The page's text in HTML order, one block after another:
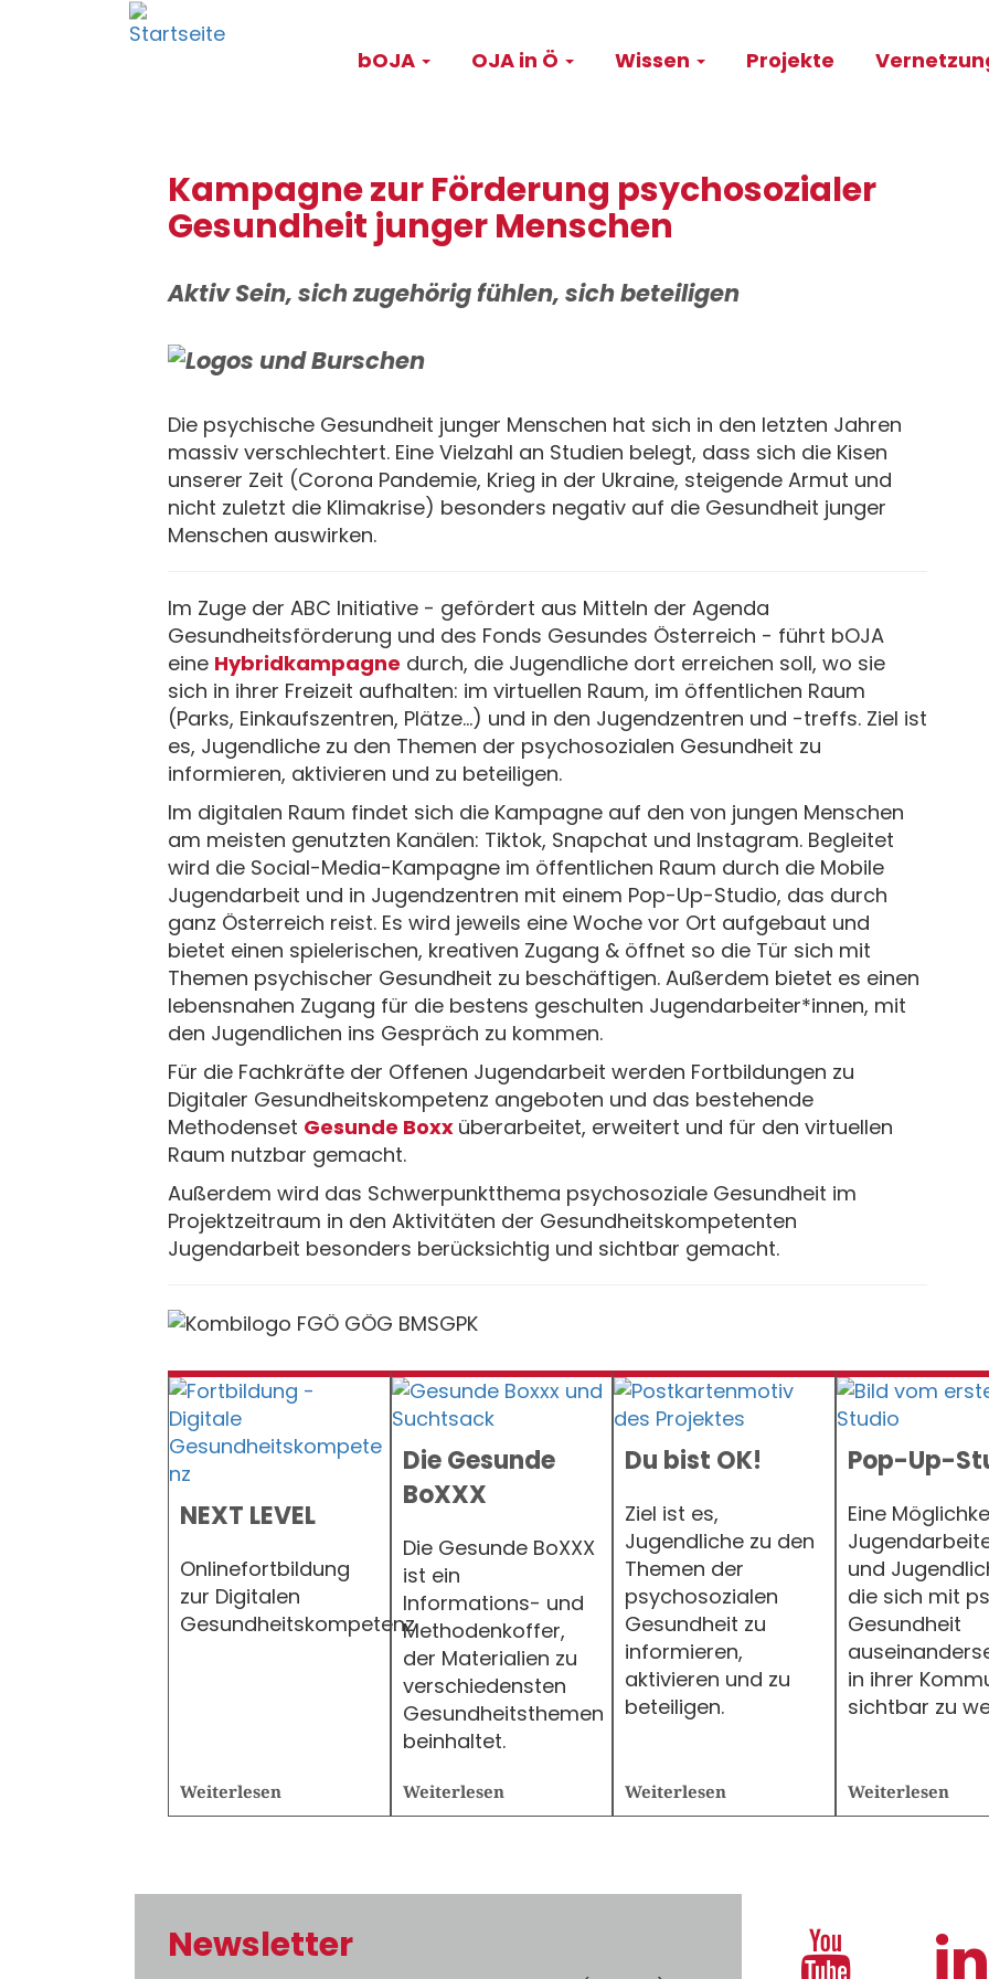
Main
bOJA OJA in Ö Wissen Projekte
Kampagne zur Förderung psychosozialer
Gesundheit junger Menschen
Aktiv Sein, sich zugehörig fühlen, sich beteiligen
Die psychische Gesundheit junger Menschen hat sich in den letzten Jahren
massiv verschlechtert. Eine Vielzahl an Studien belegt, dass sich die Kisen
unserer Zeit (Corona Pandemie, Krieg in der Ukraine, steigende Armut und
nicht zuletzt die Klimakrise) besonders negativ auf die Gesundheit junger
Menschen auswirken.
Im Zuge der ABC Initiative - gefördert aus Mitteln der Agenda
Gesundheitsförderung und des Fonds Gesundes Österreich - führt bOJA
eine Hybridkampagne durch, die Jugendliche dort erreichen soll, wo sie
sich in ihrer Freizeit aufhalten: im virtuellen Raum, im öffentlichen Raum
(Parks, Einkaufszentren, Plätze...) und in den Jugendzentren und -treffs. Ziel ist
es, Jugendliche zu den Themen der psychosozialen Gesundheit zu
informieren, aktivieren und zu beteiligen.
Im digitalen Raum findet sich die Kampagne auf den von jungen Menschen
am meisten genutzten Kanälen: Tiktok, Snapchat und Instagram. Begleitet
wird die Social-Media-Kampagne im öffentlichen Raum durch die Mobile
Jugendarbeit und in Jugendzentren mit einem Pop-Up-Studio, das durch
ganz Österreich reist. Es wird jeweils eine Woche vor Ort aufgebaut und
bietet einen spielerischen, kreativen Zugang & öffnet so die Tür sich mit
Themen psychischer Gesundheit zu beschäftigen. Außerdem bietet es einen
lebensnahen Zugang für die bestens geschulten Jugendarbeiter*innen, mit
den Jugendlichen ins Gespräch zu kommen.
Für die Fachkräfte der Offenen Jugendarbeit werden Fortbildungen zu
Digitaler Gesundheitskompetenz angeboten und das bestehende
Methodenset Gesunde Boxx überarbeitet, erweitert und für den virtuellen
Raum nutzbar gemacht.
Außerdem wird das Schwerpunktthema psychosoziale Gesundheit im
Projektzeitraum in den Aktivitäten der Gesundheitskompetenten
Jugendarbeit besonders berücksichtig und sichtbar gemacht.
NEXT LEVEL
Onlinefortbildung
zur Digitalen
Gesundheitskompetenz
Weiterlesen
Die Gesunde
BoXXX
Die Gesunde BoXXX
ist ein
Informations- und
Methodenkoffer,
der Materialien zu
verschiedensten
Gesundheitsthemen
beinhaltet.
Weiterlesen
Du bist OK!
Ziel ist es,
Jugendliche zu den
Themen der
psychosozialen
Gesundheit zu
informieren,
aktivieren und zu
beteiligen.
Weiterlesen
Pop-Up-
Eine
und
die sich mit
Gesundheit
in ihrer
sichtbar zu
Weiterlesen
Newsletter